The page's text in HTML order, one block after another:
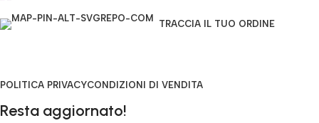
TRACCIA IL TUO ORDINE
POLITICA PRIVACYCONDIZIONI DI VENDITA
Resta aggiornato!